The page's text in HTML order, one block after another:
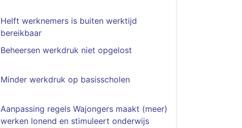
Helft werknemers is buiten werktijd
bereikbaar
Beheersen werkdruk niet opgelost
Minder werkdruk op basisscholen
Aanpassing regels Wajongers maakt (meer)
werken lonend en stimuleert onderwijs